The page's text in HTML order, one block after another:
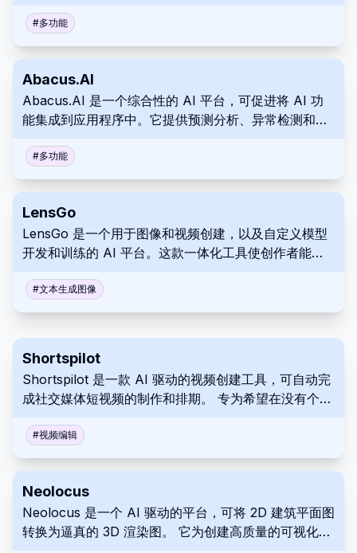
多达 30%。
#多功能
Abacus.AI
Abacus.AI 是一个综合性的 AI 平台，可促进将 AI 功
能集成到应用程序中。它提供预测分析、异常检测和个
策。
#多功能
LensGo
LensGo 是一个用于图像和视频创建，以及自定义模型
开发和训练的 AI 平台。这款一体化工具使创作者能够
并探索 AI 模型开发。轻松生成图像，为您的项目添加
动态效果，并根据您自己的图像创建工作流程定制
#文本生成图像
Shortspilot
Shortspilot 是一款 AI 驱动的视频创建工具，可自动完
成社交媒体短视频的制作和排期。 专为希望在没有个人
可以根据热门利基主题生成视频。 主要功能包括将
Reddit 故事转换为视频并生成引人入胜的配音，从而简
#视频编辑
Neolocus
Neolocus 是一个 AI 驱动的平台，可将 2D 建筑平面图
转换为逼真的 3D 渲染图。 它为创建高质量的可视化效